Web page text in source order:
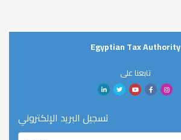
Egyptian Tax Authority
تابعنا على
تسجيل البريد الإلكتروني